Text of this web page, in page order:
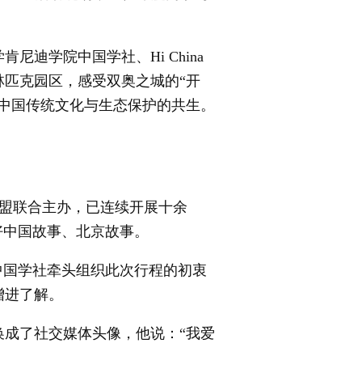
尼迪学院中国学社、Hi China
克园区，感受双奥之城的“开
传统文化与生态保护的共生。
合主办，已连续开展十余
国故事、北京故事。
学社牵头组织此次行程的初衷
了解。
了社交媒体头像，他说：“我爱